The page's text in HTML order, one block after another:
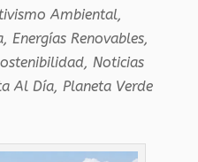
Ambiental,
,Energías Renovables,
,Noticias
Al Día,Planeta Verde